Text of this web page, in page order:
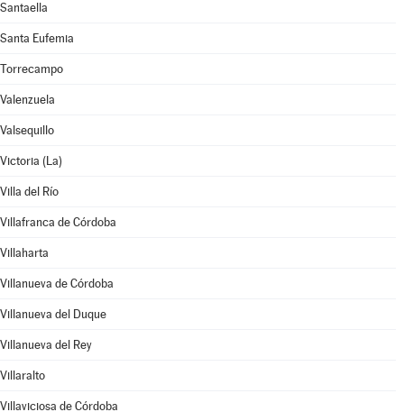
Santaella
Santa Eufemia
Torrecampo
Valenzuela
Valsequillo
Victoria (La)
Villa del Río
Villafranca de Córdoba
Villaharta
Villanueva de Córdoba
Villanueva del Duque
Villanueva del Rey
Villaralto
Villaviciosa de Córdoba